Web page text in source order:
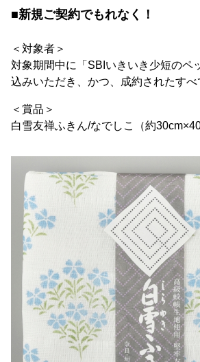
■新規ご契約でもれなく！
＜対象者＞
対象期間中に「SBIいきいき少短のペ
込みいただき、かつ、成約されたすべ
＜賞品＞
白雪友禅ふきん/なでしこ（約